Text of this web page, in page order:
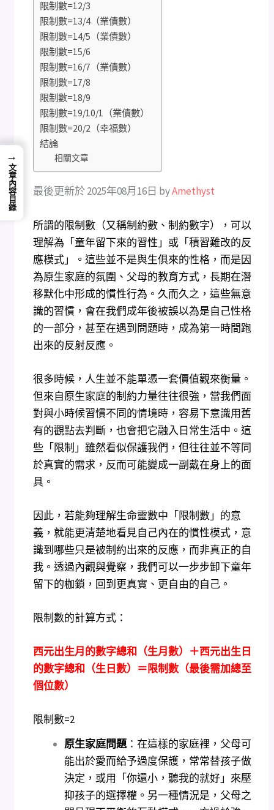
限制數=12/3
限制數=13/4（業債數）
限制數=14/5（業債數）
限制數=15/6
限制數=16/7（業債數）
限制數=17/8
限制數=18/9
限制數=19/10/1（業債數）
限制數=20/2（幸福數）
結論
相關文章
最後更新於 2025年08月16日 byAmethyst
所謂的限制數（又稱制約數、制約數字），可以
理解為「童年留下來的習性」或「積習難改的反
應模式」。這些並不是與生俱來的性格，而是因
為原生家庭的氛圍、父母的教育方式，長期在潛
移默化中形成的慣性行為。久而久之，這些無意
識的習慣，會在我們成年後被誤以為是自己性格
的一部分，甚至在遇到問題時，成為第一時間跑
出來的反射反應。
很多時候，人生並不能單憑一套價值觀來衡量。
但來自原生家庭的制約力量往往很強，當我們面
對與小時候習慣不同的情境時，容易下意識用舊
有的觀點去判斷，也會把它融入日常生活中。這
些「限制」雖然看似保護我們，但往往並不等同
於真實的需求，反而可能變成一副戴在身上的面
具。
因此，若能夠理解生命靈數中「限制數」的意
義，就能更清楚地看見自己內在的慣性模式，意
識到哪些只是被制約出來的反應，而非真正的自
我。透過內觀與覺察，我們可以一步步卸下童年
留下的枷鎖，回到更真實、更自由的自己。
限制數的計算方式：
西元出生月的數字總和（生月數）＋西元出生日
的數字總和（生日數）＝限制數（最後需加總至
個位數）
限制數=2
原生家庭問題：在這樣的家庭裡，父母可
能出於愛而給予過度保護，常常替孩子做
決定，或用「你還小，聽我的就好」來壓
抑孩子的選擇權。另一種情況是，父母之
→
文章內容目錄